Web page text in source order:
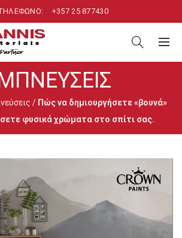
+357 25 877430
/ Πώς να δημιουργήσετε «βουνά»
φυσικά χρώματα στο σπίτι σας.